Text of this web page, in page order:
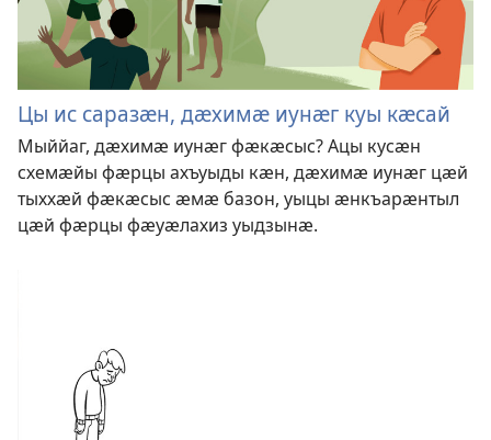
Цы ис саразӕн, дӕхимӕ иунӕг куы кӕсай
Мыййаг, дӕхимӕ иунӕг фӕкӕсыс? Ацы кусӕн
схемӕйы фӕрцы ахъуыды кӕн, дӕхимӕ иунӕг цӕй
тыххӕй фӕкӕсыс ӕмӕ базон, уыцы ӕнкъарӕнтыл
цӕй фӕрцы фӕуӕлахиз уыдзынӕ.